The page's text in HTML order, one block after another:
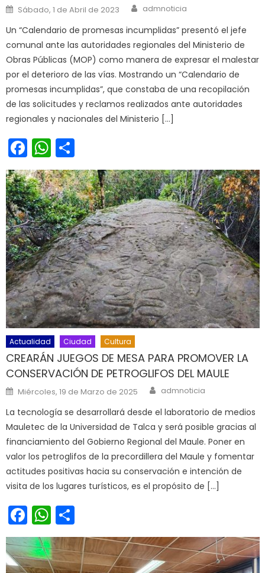
Posted on
Sábado, 1 de Abril de 2023 Author
admnoticia
Un “Calendario de promesas incumplidas” presentó el jefe
comunal ante las autoridades regionales del Ministerio de
Obras Públicas (MOP) como manera de expresar el malestar
por el deterioro de las vías. Mostrando un “Calendario de
promesas incumplidas”, que constaba de una recopilación
de las solicitudes y reclamos realizados ante autoridades
regionales y nacionales del Ministerio […]
Facebook
WhatsApp
Actualidad Ciudad Cultura
CREARÁN JUEGOS DE MESA PARA PROMOVER LA
CONSERVACIÓN DE PETROGLIFOS DEL MAULE
Posted on
Miércoles, 19 de Marzo de 2025 Author
admnoticia
La tecnología se desarrollará desde el laboratorio de medios
Mauletec de la Universidad de Talca y será posible gracias al
financiamiento del Gobierno Regional del Maule. Poner en
valor los petroglifos de la precordillera del Maule y fomentar
actitudes positivas hacia su conservación e intención de
visita de los lugares turísticos, es el propósito de […]
Facebook
WhatsApp